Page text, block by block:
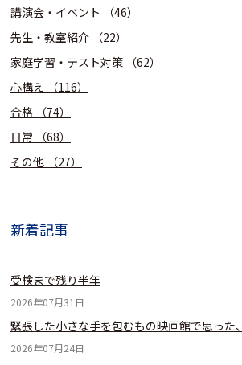
講演会・イベント
（46）
先生・教室紹介
（22）
家庭学習・テスト対策
（62）
心構え
（116）
合格
（74）
日常
（68）
その他
（27）
新着記事
受検まで残り半年
2026年07月31日
緊張した小さな手を包むもの――映画館で思っ
2026年07月24日